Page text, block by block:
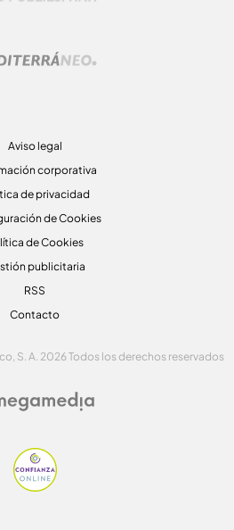
Aviso legal
corporativa
de privacidad
de Cookies
de Cookies
publicitaria
RSS
Contacto
S. A. 2026 Todos los derechos reservados